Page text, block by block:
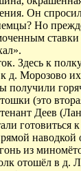
Он
Но
Здесь к
Морозово
получили
(это
Деев
из
в д.